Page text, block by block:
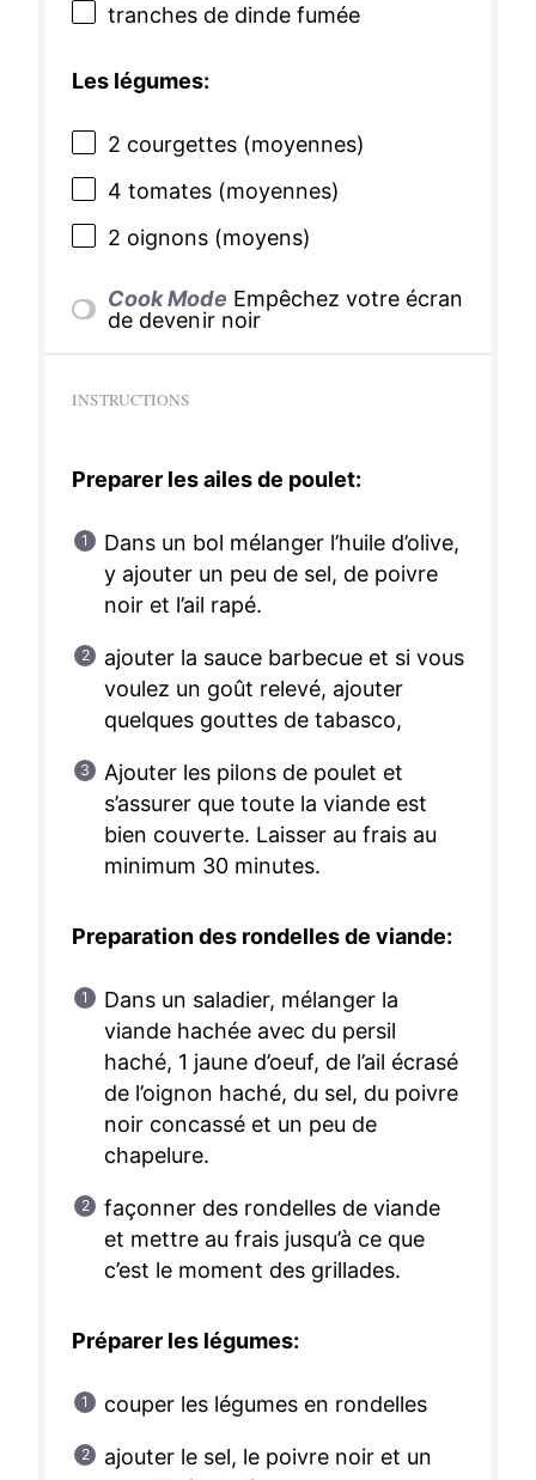
tranches de dinde fumée
Les légumes:
2 courgettes (moyennes)
4 tomates (moyennes)
2 oignons (moyens)
Cook Mode Empêchez votre écran
de devenir noir
INSTRUCTIONS
Preparer les ailes de poulet:
Dans un bol mélanger l’huile d’olive,
y ajouter un peu de sel, de poivre
noir et l’ail rapé.
ajouter la sauce barbecue et si vous
voulez un goût relevé, ajouter
quelques gouttes de tabasco,
Ajouter les pilons de poulet et
s’assurer que toute la viande est
bien couverte. Laisser au frais au
minimum 30 minutes.
Preparation des rondelles de viande:
Dans un saladier, mélanger la
viande hachée avec du persil
haché, 1 jaune d’oeuf, de l’ail écrasé
de l’oignon haché, du sel, du poivre
noir concassé et un peu de
chapelure.
façonner des rondelles de viande
et mettre au frais jusqu’à ce que
c’est le moment des grillades.
Préparer les légumes:
couper les légumes en rondelles
ajouter le sel, le poivre noir et un